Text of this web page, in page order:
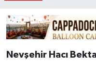
Nevşehir Hacı